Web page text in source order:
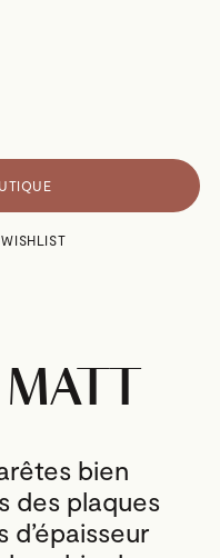
bien
des plaques